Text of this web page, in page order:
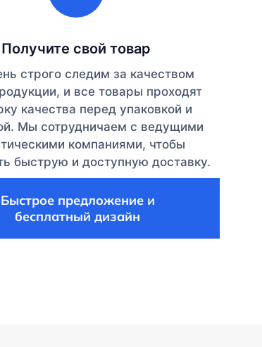
Получите свой товар
строго следим за качеством
и все товары проходят
качества перед упаковкой и
Мы сотрудничаем с ведущими
компаниями, чтобы
быструю и доступную доставку.
Быстрое предложение и
бесплатный дизайн